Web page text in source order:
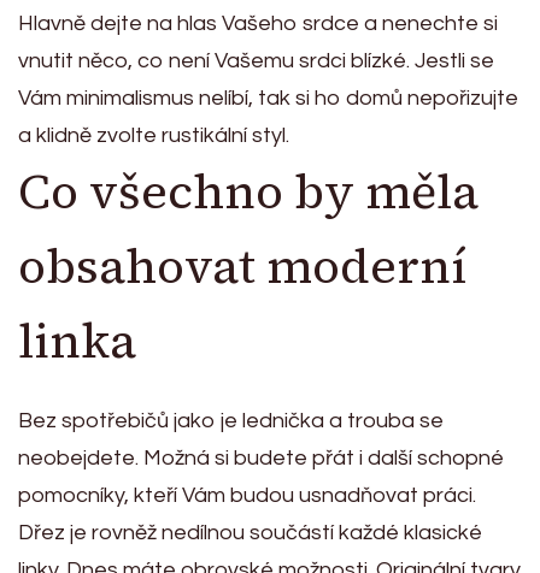
Hlavně dejte na hlas Vašeho srdce a nenechte si
vnutit něco, co není Vašemu srdci blízké. Jestli se
Vám minimalismus nelíbí, tak si ho domů nepořizujte
a klidně zvolte rustikální styl.
Co všechno by měla
obsahovat moderní
linka
Bez spotřebičů jako je lednička a trouba se
neobejdete. Možná si budete přát i další schopné
pomocníky, kteří Vám budou usnadňovat práci.
Dřez je rovněž nedílnou součástí každé klasické